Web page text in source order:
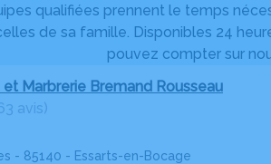
qualifiées prennent le temps
de sa famille. Disponibles 24
pouvez compter sur
Marbrerie Bremand Rousseau
avis)
- 85140 - Essarts-en-Bocage